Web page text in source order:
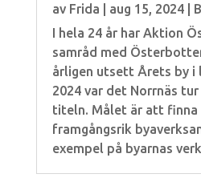
av Frida aug 15, 2024|
I hela 24 år har Aktion
samråd med
årligen utsett Årets by i
2024 var det Norrnäs
titeln. Målet är att finna
framgångsrik
exempel på byarnas